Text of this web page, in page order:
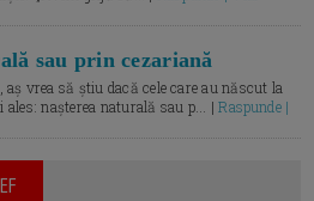
sau prin cezariană
vrea să știu dacă cele care au născut la
ales: nașterea naturală sau p... |Raspunde |